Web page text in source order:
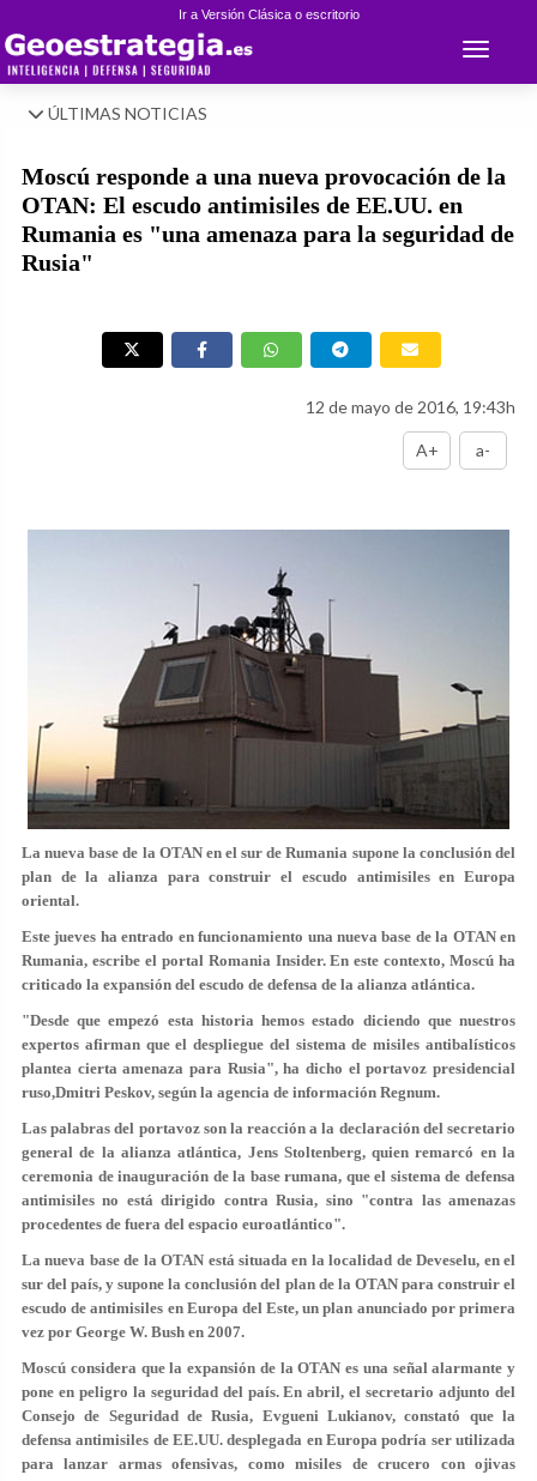
Ir a Versión Clásica o escritorio
Toggle
ÚLTIMAS NOTICIAS
Moscú responde a una nueva provocación de la
OTAN: El escudo antimisiles de EE.UU. en
Rumania es "una amenaza para la seguridad de
Rusia"
12 de mayo de 2016, 19:43h
A+ a-
La nueva base de la OTAN en el sur de Rumania supone la conclusión del
plan de la alianza para construir el escudo antimisiles en Europa
oriental.
Este jueves ha entrado en funcionamiento una nueva base de la OTAN en
Rumania, escribe el portal Romania Insider. En este contexto, Moscú ha
criticado la expansión del escudo de defensa de la alianza atlántica.
"Desde que empezó esta historia hemos estado diciendo que nuestros
expertos afirman que el despliegue del sistema de misiles antibalísticos
plantea cierta amenaza para Rusia", ha dicho el portavoz presidencial
ruso,Dmitri Peskov, según la agencia de información Regnum.
Las palabras del portavoz son la reacción a la declaración del secretario
general de la alianza atlántica, Jens Stoltenberg, quien remarcó en la
ceremonia de inauguración de la base rumana, que el sistema de defensa
antimisiles no está dirigido contra Rusia, sino "contra las amenazas
procedentes de fuera del espacio euroatlántico".
La nueva base de la OTAN está situada en la localidad de Deveselu, en el
sur del país, y supone la conclusión del plan de la OTAN para construir el
escudo de antimisiles en Europa del Este, un plan anunciado por primera
vez por George W. Bush en 2007.
Moscú considera que la expansión de la OTAN es una señal alarmante y
pone en peligro la seguridad del país. En abril, el secretario adjunto del
Consejo de Seguridad de Rusia, Evgueni Lukianov, constató que la
defensa antimisiles de EE.UU. desplegada en Europa podría ser utilizada
para lanzar armas ofensivas, como misiles de crucero con ojivas